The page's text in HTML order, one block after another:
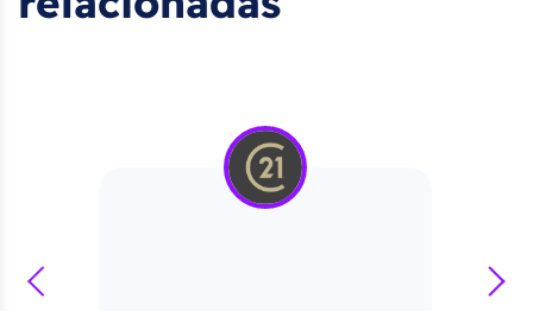
prev next